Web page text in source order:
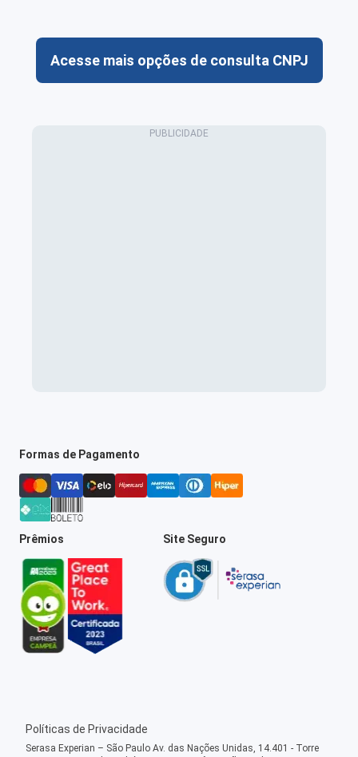
Acesse mais opções de consulta CNPJ
Formas de Pagamento
Prêmios Site Seguro
Políticas de Privacidade
Serasa Experian – São Paulo Av. das Nações Unidas, 14.401 - Torre